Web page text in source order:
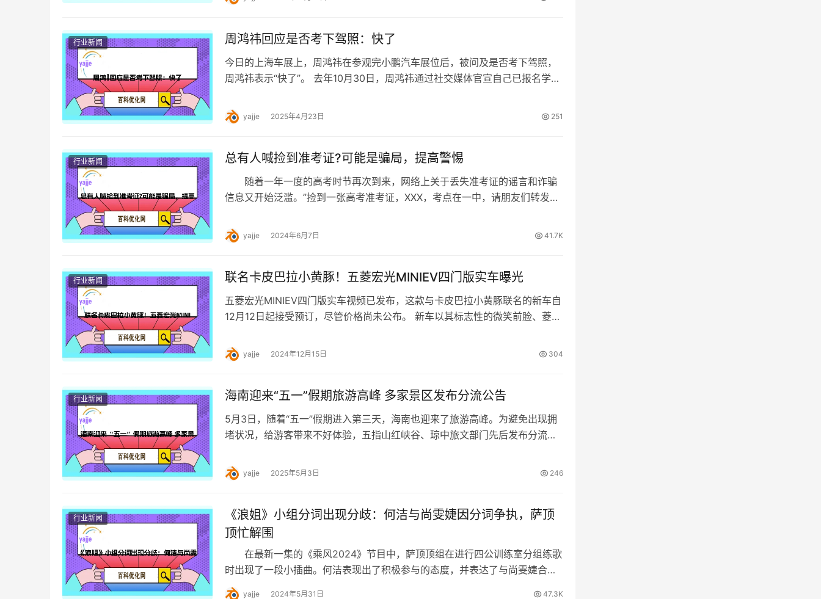
行业新闻 周鸿祎回应是否考下驾照：快了
今日的上海车展上，周鸿祎在参观完小鹏汽车展位后，被问及是否考下驾照，
周鸿祎表示“快了”。 去年10月30日，周鸿祎通过社交媒体官宣自己已报名学
yajje 2025年4月23日 251
行业新闻 总有人喊捡到准考证?可能是骗局，提高警惕
随着一年一度的高考时节再次到来，网络上关于丢失准考证的谣言和诈骗
信息又开始泛滥。”捡到一张高考准考证，XXX，考点在一中，请朋友们转发…”
yajje 2024年6月7日 41.7K
行业新闻 联名卡皮巴拉小黄豚！五菱宏光MINIEV四门版实车曝光
五菱宏光MINIEV四门版实车视频已发布，这款与卡皮巴拉小黄豚联名的新车自
12月12日起接受预订，尽管价格尚未公布。 新车以其标志性的微笑前脸、菱之
yajje 2024年12月15日 304
行业新闻 海南迎来“五一”假期旅游高峰 多家景区发布分流公告
5月3日，随着“五一”假期进入第三天，海南也迎来了旅游高峰。为避免出现拥
堵状况，给游客带来不好体验，五指山红峡谷、琼中旅文部门先后发布分流公
yajje 2025年5月3日 246
行业新闻
《浪姐》小组分词出现分歧：何洁与尚雯婕因分词争执，萨顶
顶忙解围
在最新一集的《乘风2024》节目中，萨顶顶组在进行四公训练室分组练歌
时出现了一段小插曲。何洁表现出了积极参与的态度，并表达了与尚雯婕合唱
的愿望。然而，尚雯婕认为郭碧婷的声音更为…
yajje 2024年5月31日 47.3K